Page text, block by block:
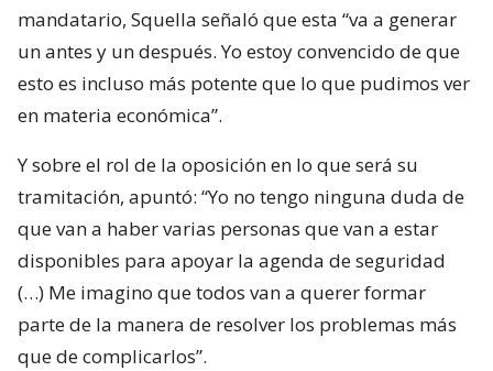
mandatario, Squella señaló que esta “va a generar
un antes y un después. Yo estoy convencido de que
esto es incluso más potente que lo que pudimos ver
en materia económica”.
Y sobre el rol de la oposición en lo que será su
tramitación, apuntó: “Yo no tengo ninguna duda de
que van a haber varias personas que van a estar
disponibles para apoyar la agenda de seguridad
(…) Me imagino que todos van a querer formar
parte de la manera de resolver los problemas más
que de complicarlos”.